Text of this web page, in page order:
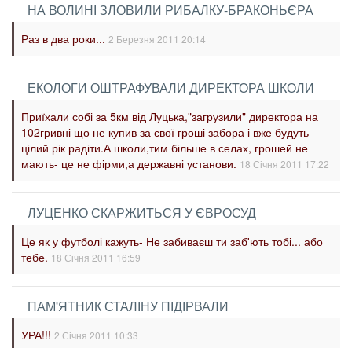
НА ВОЛИНІ ЗЛОВИЛИ РИБАЛКУ-БРАКОНЬЄРА
Раз в два роки... 2 Березня 2011 20:14
ЕКОЛОГИ ОШТРАФУВАЛИ ДИРЕКТОРА ШКОЛИ
Приїхали собі за 5км від Луцька,"загрузили" директора на
102гривні що не купив за свої гроші забора і вже будуть
цілий рік радіти.А школи,тим більше в селах, грошей не
мають- це не фірми,а державні установи. 18 Січня 2011 17:22
ЛУЦЕНКО СКАРЖИТЬСЯ У ЄВРОСУД
Це як у футболі кажуть- Не забиваєш ти заб'ють тобі... або
тебе. 18 Січня 2011 16:59
ПАМ'ЯТНИК СТАЛІНУ ПІДІРВАЛИ
УРА!!! 2 Січня 2011 10:33